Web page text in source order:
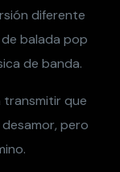
diferente
balada pop
de banda.
transmitir que
pero